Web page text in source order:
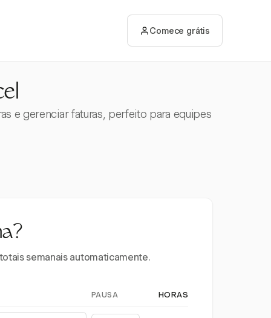
Comece grátis
e gerenciar faturas, perfeito para equipes
semanais automaticamente.
PAUSA HORAS